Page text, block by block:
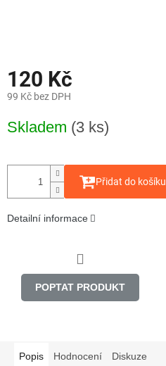
120 Kč
99 Kč bez DPH
cena:
Skladem (3 ks)
Přidat do košíku
Detailní informace
POPTAT PRODUKT
Popis Hodnocení Diskuze